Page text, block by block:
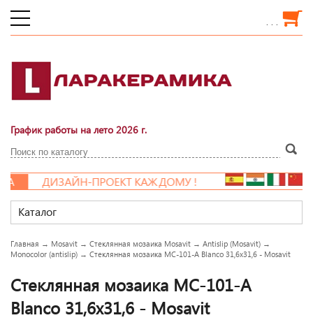
. . .
График работы на лето 2026 г.
ДИЗАЙН-ПРОЕКТ КАЖДОМУ !
Каталог
Главная → Mosavit → Стеклянная мозаика Mosavit → Antislip (Mosavit) →
Monocolor (antislip) → Стеклянная мозаика MC-101-A Blanco 31,6x31,6 - Mosavit
Стеклянная мозаика MC-101-A
Blanco 31,6x31,6 - Mosavit